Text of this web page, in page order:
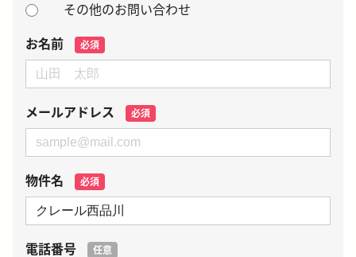
その他のお問い合わせ
お名前
必須
メールアドレス 必須
物件名 必須
電話番号 任意